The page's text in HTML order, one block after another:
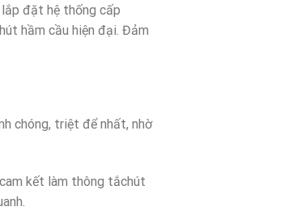
đặt hệ thống cấp
hầm cầu hiện đại. Đảm
chóng, triệt để nhất, nhờ
kết làm thông tắchút